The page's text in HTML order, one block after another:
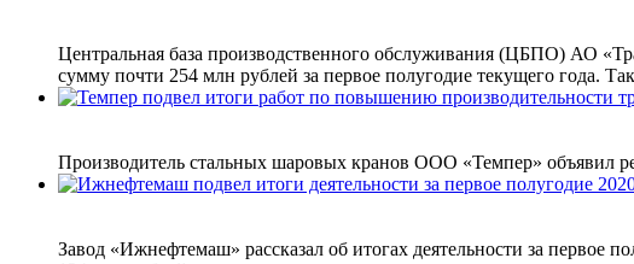
Центральная база производственного обслуживания (ЦБПО) АО
сумму почти 254 млн рублей за первое полугодие текущего года.
Производитель стальных шаровых кранов ООО «Темпер» объявил
Завод «Ижнефтемаш» рассказал об итогах деятельности за первое